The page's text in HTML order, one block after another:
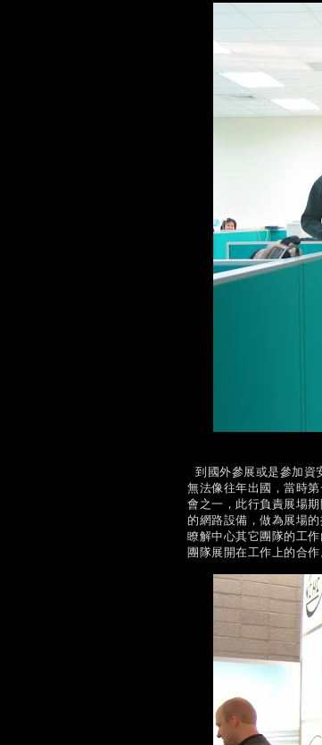
到國外參展或是參加資
無法像往年出國，當時
會之一，此行負責展場
的網路設備，做為展場
瞭解中心其它團隊的工
團隊展開在工作上的合作